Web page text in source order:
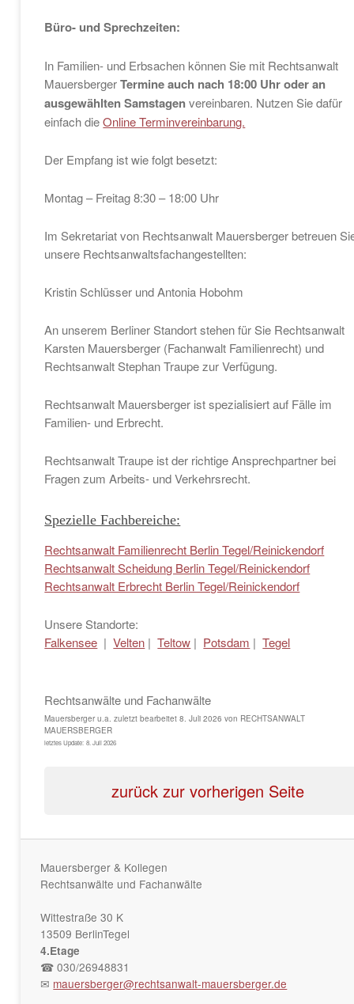
Büro- und Sprechzeiten:
In Familien- und Erbsachen können Sie mit Rechtsanwalt
MauersbergerTermine auch nach 18:00 Uhroder an
ausgewählten Samstagenvereinbaren. Nutzen Sie dafür
einfach dieOnline Terminvereinbarung.
Der Empfang ist wie folgt besetzt:
Montag – Freitag 8:30 – 18:00 Uhr
Im Sekretariat von Rechtsanwalt Mauersberger betreuen
unsere Rechtsanwaltsfachangestellten:
Kristin Schlüsser und Antonia Hobohm
An unserem Berliner Standort stehen für Sie Rechtsanwalt
Karsten Mauersberger (Fachanwalt Familienrecht) und
Rechtsanwalt Stephan Traupe zur Verfügung.
Rechtsanwalt Mauersberger ist spezialisiert auf Fälle im
Familien- und Erbrecht.
Rechtsanwalt Traupe ist der richtige Ansprechpartner bei
Fragen zum Arbeits- und Verkehrsrecht.
Spezielle Fachbereiche:
Rechtsanwalt Familienrecht Berlin Tegel/Reinickendorf
Rechtsanwalt Scheidung Berlin Tegel/Reinickendorf
Rechtsanwalt Erbrecht Berlin Tegel/Reinickendorf
Unsere Standorte:
Falkensee |Velten |Teltow | Potsdam |Tegel
Rechtsanwälte und Fachanwälte
Mauersberger u.a. zuletzt bearbeitet8. Juli 2026 von RECHTSANWALT
MAUERSBERGER
letztes Update: 8. Juli 2026
zurück zur vorherigen Seite
Mauersberger & Kollegen
Rechtsanwälte und Fachanwälte
Wittestraße 30 K
13509 BerlinTegel
4.Etage
☎ 030/26948831
✉ mauersberger@rechtsanwalt-mauersberger.de